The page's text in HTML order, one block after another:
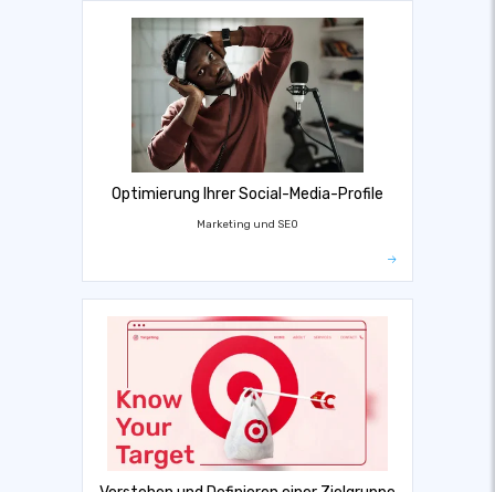
Optimierung Ihrer Social-Media-Profile
Marketing und SEO